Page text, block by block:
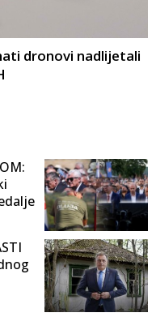
dronovi nadlijetali